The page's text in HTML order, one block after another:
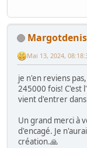
Margotdenis
Mai 13, 2024,
je n'en reviens
245000 fois! C'est
vient d'entrer
Un grand merci à
d'encagé. Je
création.🙏